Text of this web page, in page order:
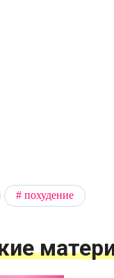
похудение